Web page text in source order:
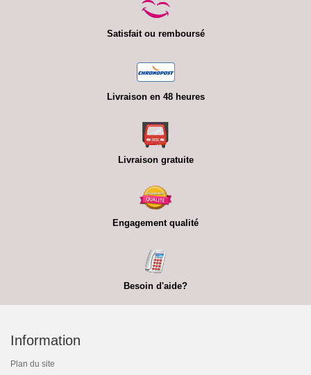
Satisfait ou remboursé
Livraison en 48 heures
Livraison gratuite
Engagement qualité
Besoin d'aide?
Information
Plan du site